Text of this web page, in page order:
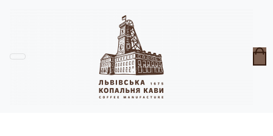
Пластова лінійка
Футболка чорна Пласт "Будь іскрою як